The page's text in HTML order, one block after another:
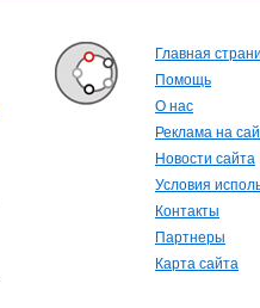
Главная
Помощь
О нас
Реклама на
Новости сайта
Условия
Контакты
Партнеры
Карта сайта